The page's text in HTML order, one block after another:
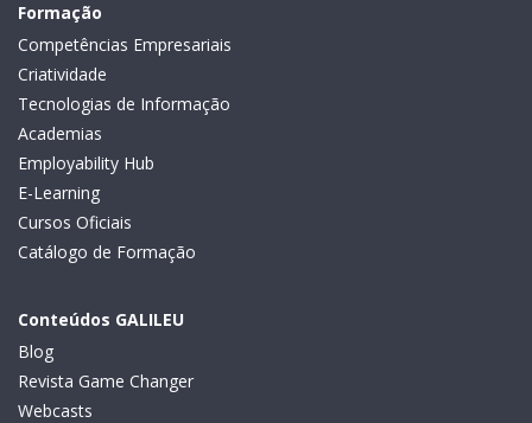
Formação
Competências Empresariais
Criatividade
Tecnologias de Informação
Academias
Employability Hub
E-Learning
Cursos Oficiais
Catálogo de Formação
Conteúdos GALILEU
Blog
Revista Game Changer
Webcasts